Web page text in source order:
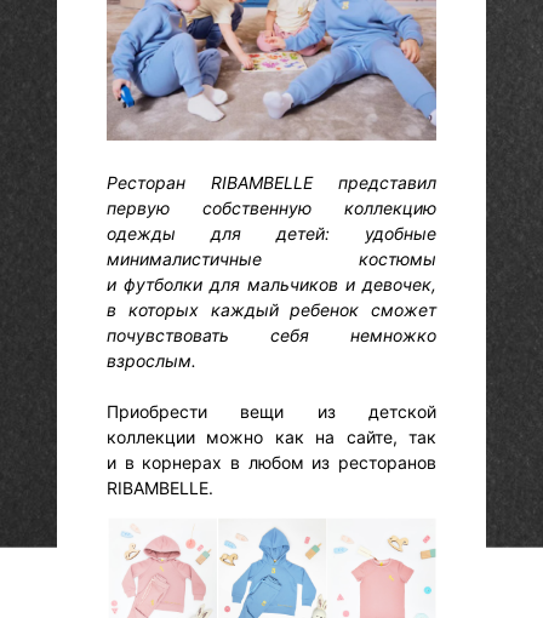
Ресторан RIBAMBELLE представил
первую собственную коллекцию
одежды для детей: удобные
минималистичные костюмы
и футболки для мальчиков и девочек,
в которых каждый ребенок сможет
почувствовать себя немножко
взрослым.
Приобрести вещи из детской
коллекции можно как на сайте, так
и в корнерах в любом из ресторанов
RIBAMBELLE.